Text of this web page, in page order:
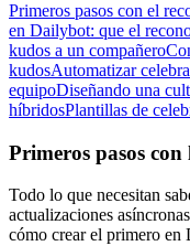
Primeros pasos con el
en Dailybot: que el
kudos a un compañero
kudosAutomatizar
equipoDiseñando una
híbridosPlantillas de
Primeros pasos
Todo lo que necesitan
actualizaciones
cómo crear el primero en